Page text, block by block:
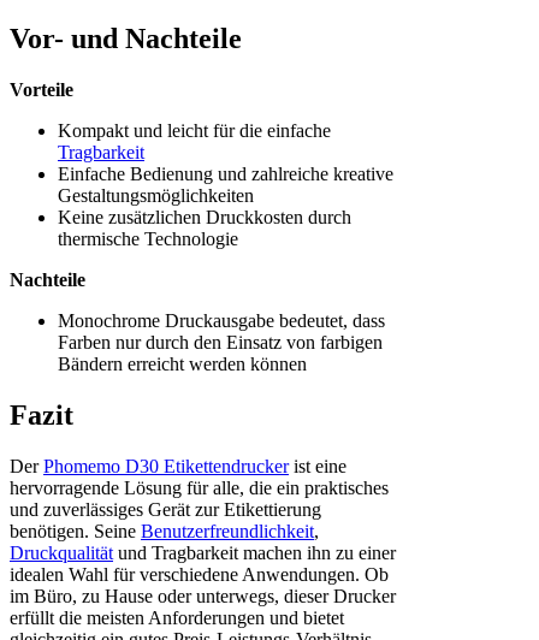
Vor- und Nachteile
Vorteile
Kompakt und leicht für die einfache
Tragbarkeit
Einfache Bedienung und zahlreiche kreative
Gestaltungsmöglichkeiten
Keine zusätzlichen Druckkosten durch
thermische Technologie
Nachteile
Monochrome Druckausgabe bedeutet, dass
Farben nur durch den Einsatz von farbigen
Bändern erreicht werden können
Fazit
DerPhomemo D30 Etikettendruckerist eine
hervorragende Lösung für alle, die ein praktisches
und zuverlässiges Gerät zur Etikettierung
benötigen. Seine Benutzerfreundlichkeit,
Druckqualität und Tragbarkeit machen ihn zu einer
idealen Wahl für verschiedene Anwendungen. Ob
im Büro, zu Hause oder unterwegs, dieser Drucker
erfüllt die meisten Anforderungen und bietet